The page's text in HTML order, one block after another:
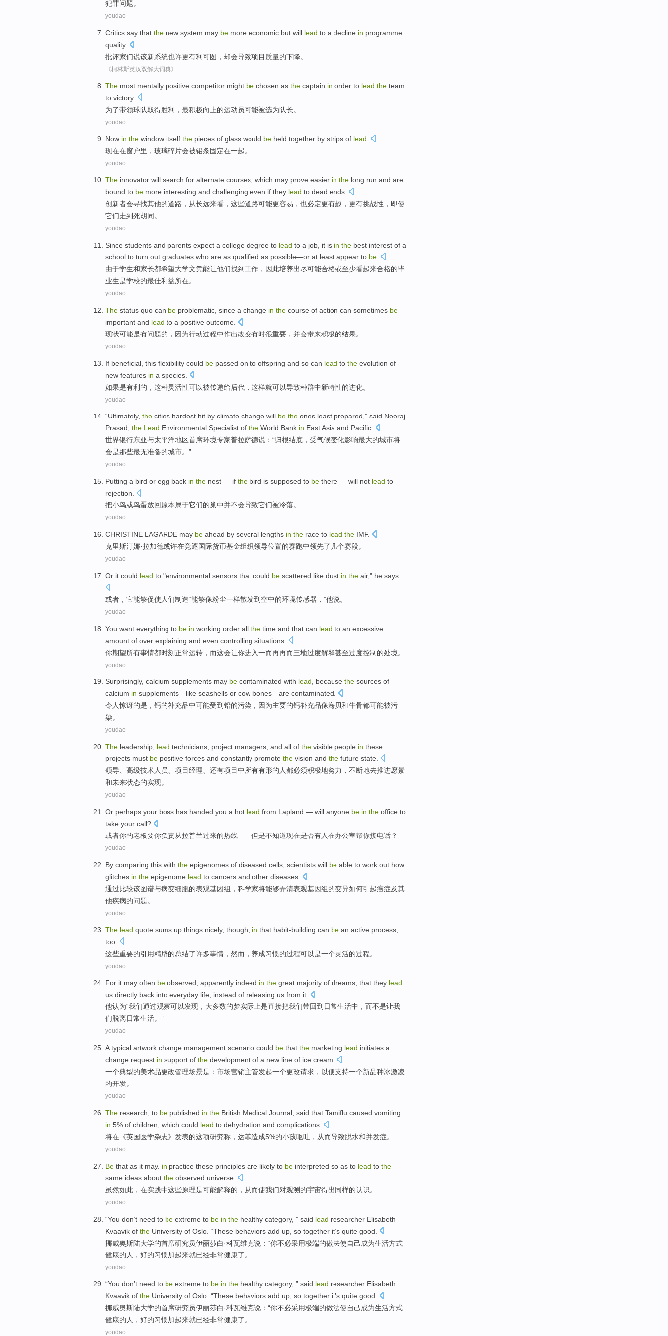
犯罪问题。
youdao
Critics say that the new system may be more economic but will lead to a decline in programme
quality.
批评家们说该新系统也许更有利可图 ， 却会导致项目 质量的下降。
《柯林斯英汉双解大词典》
The most mentally positive competitor might be chosen as the captain in order to lead the team
to victory.
为了带领球队取得胜利， 最积极向上的运动员可能被选为队长。
youdao
Now in the window itself the pieces of glass would be held together by strips of lead.
现在在窗户里， 玻璃碎片会被铅条固定在一起。
youdao
The innovator will search for alternate courses, which may prove easier in the long run and are
bound to be more interesting and challenging even if they lead to dead ends
创新者会寻找其他的道路， 从长远来看， 这些道路可能更容易， 也必定更有趣 ，更有挑战性 ， 即使
它们走到死胡同 。
youdao
Since students and parents expect a college degree to lead to a job it is in the best interest of a
school to turn out graduates who are as qualified as possible—or at least appear to be
由于学生和家长都希望大学文凭能让他们找到 工作， 因此培养出尽可能合格或至少看起来合格的毕
业生是学校的最佳利益所在。
youdao
The status quo can be problematic since a change in the course of action can sometimes be
important and lead to a positive outcome
现状可能是有问题的 ， 因为行动过程中作出改变有时很重要， 并会带来积极的结果。
youdao
If beneficial this flexibility could be passed on to offspring and so can lead to the evolution of
new features in a species
如果是有利的 ， 这种灵活性可以被传递给后代 ， 这样就可以导致种群中新特性的进化。
youdao
“Ultimately, the cities hardest hit by climate change will be the ones least prepared,” said Neeraj
Prasad, the Lead Environmental Specialist of the World Bank in East Asia and Pacific.
世界银行东亚与太平洋地区首席环境专家普拉萨德说：“归根结底 ，受气候变化影响最大的城市将
会是那些最无准备的城市。”
youdao
Putting a bird or egg back in the nest — if the bird is supposed to be there — will not lead to
rejection
把小鸟或鸟蛋放回 原本属于它们的巢中并不会导致它们被冷落。
youdao
CHRISTINE LAGARDE may be ahead by several lengths in the race to lead the IMF.
克里斯汀娜·拉加德或许在竞逐国际货币基金组织领导位置的赛跑中领先了 几个赛段。
youdao
Or it could lead to "environmental sensors that could be scattered like dust in the air," he says
或者 ， 它能够促使 人们制造“能够像粉尘一样散发到 空中的环境传感器 ，”他说。
youdao
You want everything to be in working order all the time and that can lead to an excessive
amount of over explaining and even controlling situations
你期望所有事情都时刻正常运转， 而这会让你进入一而再再而三地过度解释甚至过度控制的处境。
youdao
Surprisingly, calcium supplements may be contaminated with lead, because the sources of
calcium in supplements—like seashells or cow bones—are contaminated.
令人惊讶的是 ， 钙的补充品中可能受到铅的污染 ， 因为主要的钙补充品像海贝和牛骨都可能被污
染。
youdao
The leadership lead technicians project managers and all of the visible people in these
projects must be positive forces and constantly promote the vision and the future state
领导
高级技术人员、 项目经理 还有项目中所有有形的 人都必须积极地努力 ， 不断地去推进愿景
和未来状态的实现。
youdao
Or perhaps your boss has handed you a hot lead from Lapland — will anyone be in the office to
take your call?
或者你的老板要你负责从拉普兰过来的热线——但是不知道现在是否有人在办公室帮你接电话？
youdao
By comparing this with the epigenomes of diseased cells scientists will be able to work out how
glitches in the epigenome lead to cancers and other diseases
通过比较该图谱与病变细胞的表观基因组， 科学家将能够弄清表观基因组的变异如何引起癌症及其
他疾病的问题。
youdao
The lead quote sums up things nicely, though in that habit-building can be an active process
too.
这些重要的引用精辟的总结了许多事情 ， 然而 ， 养成习惯的过程可以是一个灵活的过程。
youdao
For it may often be observed, apparently indeed in the great majority of dreams, that they lead
us directly back into everyday life, instead of releasing us from it.
他认为“我们通过观察可以发现， 大多数的梦实际上是直接把我们带回到 日常生活中， 而不是让我
们脱离日常生活。”
youdao
A typical artwork change management scenario could be that the marketing lead initiates a
change request in support of the development of a new line of ice cream.
一个典型的美术品更改管理场景是 ： 市场营销主管发起一个更改请求 ，以便支持一个新品种冰激凌
的开发。
youdao
The research to be published in the British Medical Journal said that Tamiflu caused vomiting
in 5% of children which could lead to dehydration and complications
将在 《英国 医学杂志》 发表的这项研究称 ， 达菲造成5%的小孩呕吐 ， 从而导致脱水和并发症。
youdao
Be that as it may, in practice these principles are likely to be interpreted so as to lead to the
same ideas about the observed universe
虽然如此 ， 在实践中这些原理是可能解释的， 从而使我们对观测 的宇宙得出同样的认识。
youdao
“You don’t need to be extreme to be in the healthy category, ” said lead researcher Elisabeth
Kvaavik of the University of Oslo. “These behaviors add up, so together it’s quite good
挪威奥斯陆大学的首席研究员伊丽莎白·科瓦维克说：“你不必采用极端的做法使自己成为生活方式
健康的人，好的习惯加起来就已经非常健康了。
youdao
“You don’t need to be extreme to be in the healthy category, ” said lead researcher Elisabeth
Kvaavik of the University of Oslo. “These behaviors add up, so together it’s quite good.
挪威奥斯陆大学的首席研究员伊丽莎白·科瓦维克说：“你不必采用极端的做法使自己成为生活方式
健康的人，好的习惯加起来就已经非常健康了。
youdao